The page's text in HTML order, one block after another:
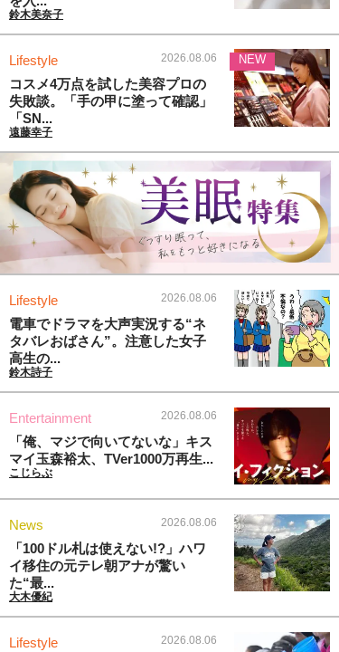
鈴木美奈子
Lifestyle 2026.08.06
コスメ4万点を試した美容プロの
失敗談。「手の甲に塗って確認」
「SN...
遠藤幸子
NEW
Lifestyle 2026.08.06
電車でドラマを大声実況する“ネ
タバレおばさん”。注意した女子
高生の...
鈴木詩子
Entertainment 2026.08.06
「俺、マジで向いてないな」キス
マイ玉森裕太、TVer1000万再生...
こじらぶ
News 2026.08.06
「100ドル札は使えない!?」ハワ
イ移住の元テレ朝アナが驚い
た“最...
大木優紀
Lifestyle 2026.08.06